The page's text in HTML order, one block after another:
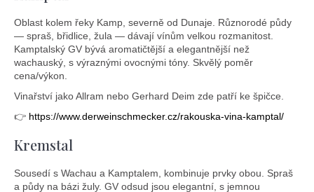
Oblast kolem řeky Kamp, severně od Dunaje. Různorodé půdy
— spraš, břidlice, žula — dávají vínům velkou rozmanitost.
Kamptalský GV bývá aromatičtější a elegantnější než
wachauský, s výraznými ovocnými tóny. Skvělý poměr
cena/výkon.
Vinařství jako Allram nebo Gerhard Deim zde patří ke špičce.
👉 https://www.derweinschmecker.cz/rakouska-vina-kamptal/
Kremstal
Sousedí s Wachau a Kamptalem, kombinuje prvky obou. Spraš
a půdy na bázi žuly. GV odsud jsou elegantní, s jemnou